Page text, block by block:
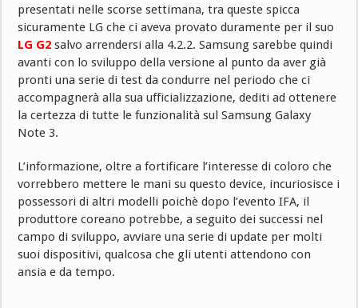
presentati nelle scorse settimana, tra queste spicca
sicuramente LG che ci aveva provato duramente per il suo
LG G2 salvo arrendersi alla 4.2.2. Samsung sarebbe quindi
avanti con lo sviluppo della versione al punto da aver già
pronti una serie di test da condurre nel periodo che ci
accompagnerà alla sua ufficializzazione, dediti ad ottenere
la certezza di tutte le funzionalità sul Samsung Galaxy
Note 3.
L’informazione, oltre a fortificare l’interesse di coloro che
vorrebbero mettere le mani su questo device, incuriosisce i
possessori di altri modelli poichè dopo l’evento IFA, il
produttore coreano potrebbe, a seguito dei successi nel
campo di sviluppo, avviare una serie di update per molti
suoi dispositivi, qualcosa che gli utenti attendono con
ansia e da tempo.